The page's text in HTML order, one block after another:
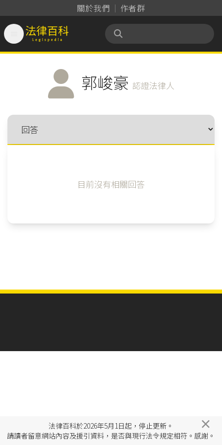
關於我們 作者群
法律百科 Legispedia
郭峻豪 認證法律人
目前沒有相關回答
法律百科於2026年5月1日起，停止更新。
請讀者留意網站內容及援引資料，是否與現行法令規定相符。感謝。
×